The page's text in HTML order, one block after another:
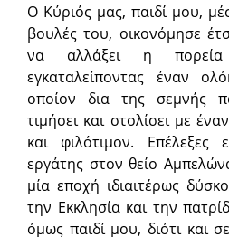
Ο Κύριός μας, παιδί μου,
βουλές του, οικονόμησε
να αλλάξει η
εγκαταλείποντας έναν
οποίον δια της σεμνής
τιμήσει και στολίσει με
και φιλότιμον. Επέλεξες
εργάτης στον θείο
μία εποχή ιδιαιτέρως
την Εκκλησία και την
όμως παιδί μου, διότι και